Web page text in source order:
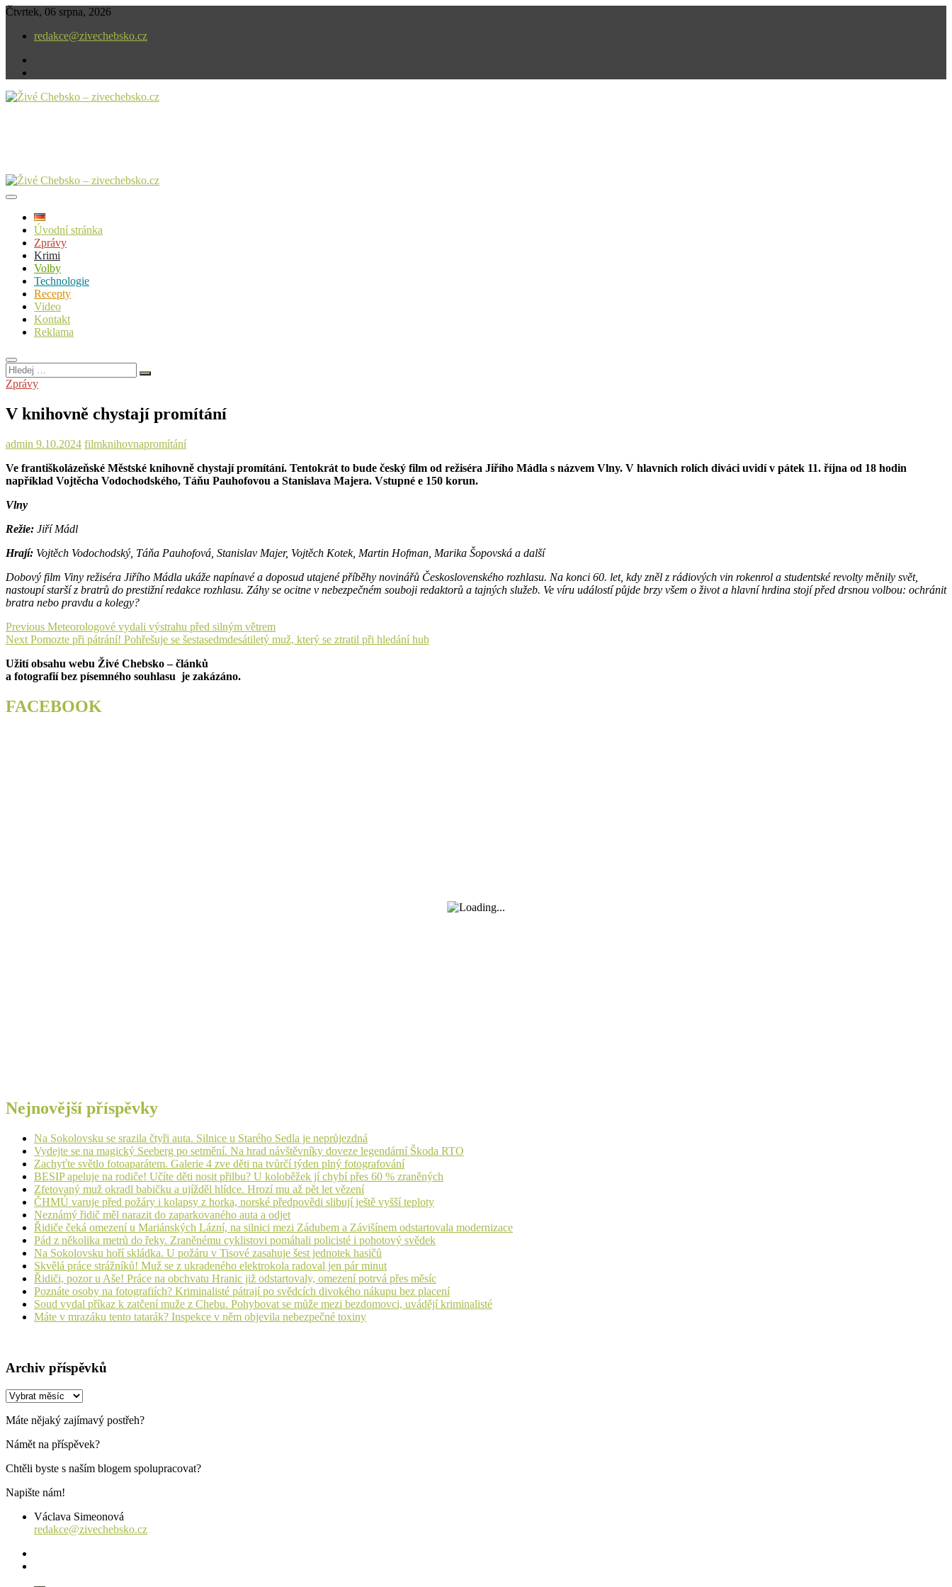
Skip
content
Čtvrtek, 06 srpna, 2026
redakce@zivechebsko.cz
Úvodní stránka
Zprávy
Krimi
Volby
Technologie
Recepty
Video
Kontakt
Reklama
Hledej
…
Zprávy
V knihovně chystají promítání
admin 9.10.2024 filmknihovnapromítání
Ve františkolázeňské Městské knihovně chystají promítání. Tentokrát to bude český film od režiséra Jiřího Mádla s názvem Vlny. V hlavních rolích diváci uvidí v pátek 11. října od 18 hodin
například Vojtěcha Vodochodského, Táňu Pauhofovou a Stanislava Majera. Vstupné e 150 korun.
Vlny
Režie: Jiří Mádl
Hrají: Vojtěch Vodochodský, Táňa Pauhofová, Stanislav Majer, Vojtěch Kotek, Martin Hofman, Marika Šopovská a další
Dobový film Viny režiséra Jiřího Mádla ukáže napínavé a doposud utajené příběhy novinářů Československého rozhlasu. Na konci 60. let, kdy zněl z rádiových vin rokenrol a studentské revolty měnily svět,
nastoupí starší z bratrů do prestižní redakce rozhlasu. Záhy se ocitne v nebezpečném souboji redaktorů a tajných služeb. Ve víru událostí půjde brzy všem o život a hlavní hrdina stojí před drsnou volbou: ochránit
bratra nebo pravdu a kolegy?
Navigace
pro
příspěvek
Previous Previous
post:
Meteorologové vydali výstrahu před silným větrem
Next Next
Pomozte při pátrání! Pohřešuje se šestasedmdesátiletý muž, který se ztratil při hledání hub
Užití obsahu webu Živé Chebsko – článků
a fotografií bez písemného souhlasu je zakázáno.
FACEBOOK
Nejnovější příspěvky
Na Sokolovsku se srazila čtyři auta. Silnice u Starého Sedla je neprůjezdná
Vydejte se na magický Seeberg po setmění. Na hrad návštěvníky doveze legendární Škoda RTO
Zachyťte světlo fotoaparátem. Galerie 4 zve děti na tvůrčí týden plný fotografování
BESIP apeluje na rodiče! Učíte děti nosit přilbu? U koloběžek jí chybí přes 60 % zraněných
Zfetovaný muž okradl babičku a ujížděl hlídce. Hrozí mu až pět let vězení
ČHMÚ varuje před požáry i kolapsy z horka, norské předpovědi slibují ještě vyšší teploty
Neznámý řidič měl narazit do zaparkovaného auta a odjet
Řidiče čeká omezení u Mariánských Lázní, na silnici mezi Zádubem a Závišínem odstartovala modernizace
Pád z několika metrů do řeky. Zraněnému cyklistovi pomáhali policisté i pohotový svědek
Na Sokolovsku hoří skládka. U požáru v Tisové zasahuje šest jednotek hasičů
Skvělá práce strážníků! Muž se z ukradeného elektrokola radoval jen pár minut
Řidiči, pozor u Aše! Práce na obchvatu Hranic již odstartovaly, omezení potrvá přes měsíc
Poznáte osoby na fotografiích? Kriminalisté pátrají po svědcích divokého nákupu bez placení
Soud vydal příkaz k zatčení muže z Chebu. Pohybovat se může mezi bezdomovci, uvádějí kriminalisté
Máte v mrazáku tento tatarák? Inspekce v něm objevila nebezpečné toxiny
Archiv příspěvků
Archiv
Máte nějaký zajímavý postřeh?
Námět na příspěvek?
Chtěli byste s naším blogem spolupracovat?
Napište nám!
Václava Simeonová
redakce@zivechebsko.cz